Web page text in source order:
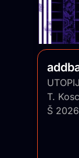
T.
Š